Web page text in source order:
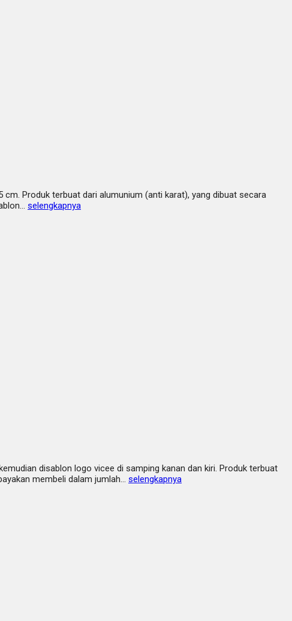
Produk terbuat dari alumunium (anti karat), yang dibuat secara
selengkapnya
disablon logo vicee di samping kanan dan kiri. Produk terbuat
membeli dalam jumlah… selengkapnya